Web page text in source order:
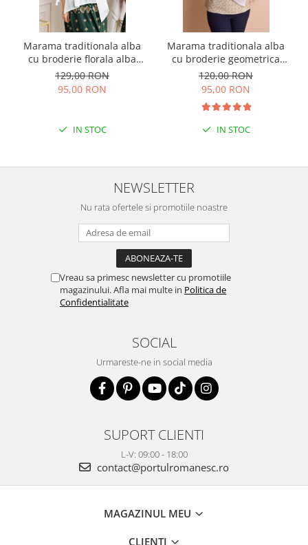
Marama traditionala alba
cu broderie florala alba
Angela
129,00 RON
95,00 RON
IN STOC
Marama traditionala alba
cu broderie geometrica
alba Bianca
120,00 RON
95,00 RON
IN STOC
NEWSLETTER
Nu rata ofertele si promotiile noastre
Vreau sa primesc newsletter cu promotiile
magazinului. Afla mai multe in Politica de
Confidentialitate
SOCIAL
Urmareste-ne in social media
SUPORT CLIENTI
L-V: 09:00 - 18:00
contact@portulromanesc.ro
MAGAZINUL MEU
CLIENTI